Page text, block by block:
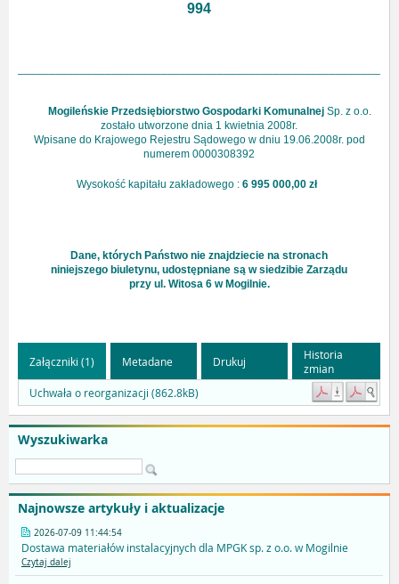
Wyszukiwarka
Najnowsze artykuły i aktualizacje
2026-07-09 11:44:54
Dostawa materiałów instalacyjnych dla MPGK sp. z o.o. w Mogilnie
Czytaj dalej
994
Mogileńskie Przedsiębiorstwo Gospodarki Komunalnej Sp. z o.o.
zostało utworzone dnia 1 kwietnia 2008r.
Wpisane do Krajowego Rejestru Sądowego w dniu 19.06.2008r. pod
numerem 0000308392
Wysokość kapitału zakładowego : 6 995 000,00 zł
Dane, których Państwo nie znajdziecie na stronach
niniejszego biuletynu, udostępniane są w siedzibie Zarządu
przy ul. Witosa 6 w Mogilnie.
Załączniki (1) Metadane Drukuj
Historia
zmian
Uchwała o reorganizacji (862.8kB)